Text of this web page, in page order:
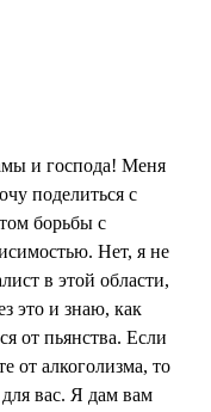
и господа! Меня
поделиться с
борьбы с
Нет, я не
в этой области,
это и знаю, как
от пьянства. Если
от алкоголизма, то
для вас. Я дам вам